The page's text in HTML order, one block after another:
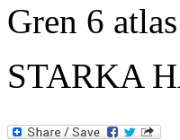
Gren 6
STARKA